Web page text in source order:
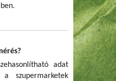
adat
szupermarketek